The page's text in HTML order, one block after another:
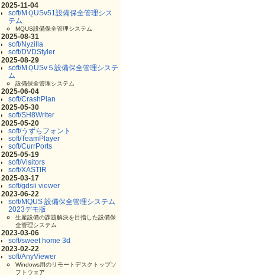
2025-11-04
soft/MＱUSv51設備保全管理シス
テム
MQUS設備保全管理システム
2025-08-31
soft/Nyzilla
soft/DVDStyler
2025-08-29
soft/MＱUSv５設備保全管理システ
ム
設備保全管理システム
2025-06-04
soft/CrashPlan
2025-05-30
soft/SH8Writer
2025-05-20
soft/うずらフォント
soft/TeamPlayer
soft/CurrPorts
2025-05-19
soft/Visitors
soft/XASTIR
2025-03-17
soft/gdsii viewer
2023-06-22
soft/MQUS 設備保全管理システム
2023デモ版
生産設備の課題解決を目指した設備保
全管理システム
2023-03-06
soft/sweet home 3d
2023-02-22
soft/AnyViewer
Windows用のリモートデスクトップソ
フトウェア